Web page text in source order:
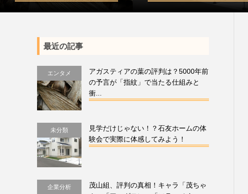
最近の記事
エンタメ
アガスティアの葉の評判は？5000年前
の予言が「指紋」で当たる仕組みと
衝...
未分類
見学だけじゃない！？石友ホームの体
験会で実際に体感してみよう！
企業分析
茂山組、評判の真相！キャラ「茂ちゃ